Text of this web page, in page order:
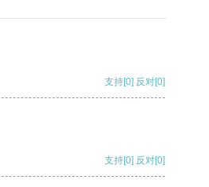
支持[0] 反对[0]
支持[0] 反对[0]